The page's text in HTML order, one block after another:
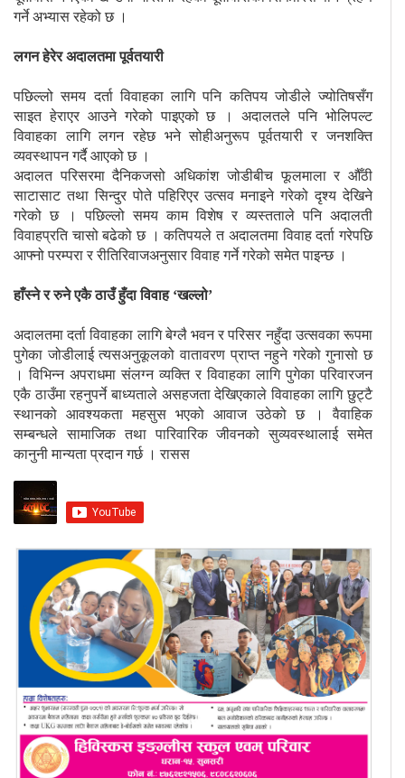
गर्ने अभ्यास रहेको छ ।
लगन हेरेर अदालतमा पूर्वतयारी
पछिल्लो समय दर्ता विवाहका लागि पनि कतिपय जोडीले ज्योतिषसँग
साइत हेराएर आउने गरेको पाइएको छ । अदालतले पनि भोलिपल्ट
विवाहका लागि लगन रहेछ भने सोहीअनुरूप पूर्वतयारी र जनशक्ति
व्यवस्थापन गर्दै आएको छ ।
अदालत परिसरमा दैनिकजसो अधिकांश जोडीबीच फूलमाला र औँठी
साटासाट तथा सिन्दुर पोते पहिरिएर उत्सव मनाइने गरेको दृश्य देखिने
गरेको छ । पछिल्लो समय काम विशेष र व्यस्तताले पनि अदालती
विवाहप्रति चासो बढेको छ । कतिपयले त अदालतमा विवाह दर्ता गरेपछि
आफ्नो परम्परा र रीतिरिवाजअनुसार विवाह गर्ने गरेको समेत पाइन्छ ।
हाँस्ने र रुने एकै ठाउँ हुँदा विवाह ‘खल्लो’
अदालतमा दर्ता विवाहका लागि बेग्लै भवन र परिसर नहुँदा उत्सवका रूपमा
पुगेका जोडीलाई त्यसअनुकूलको वातावरण प्राप्त नहुने गरेको गुनासो छ
। विभिन्न अपराधमा संलग्न व्यक्ति र विवाहका लागि पुगेका परिवारजन
एकै ठाउँमा रहनुपर्ने बाध्यताले असहजता देखिएकाले विवाहका लागि छुट्टै
स्थानको आवश्यकता महसुस भएको आवाज उठेको छ । वैवाहिक
सम्बन्धले सामाजिक तथा पारिवारिक जीवनको सुव्यवस्थालाई समेत
कानुनी मान्यता प्रदान गर्छ । रासस